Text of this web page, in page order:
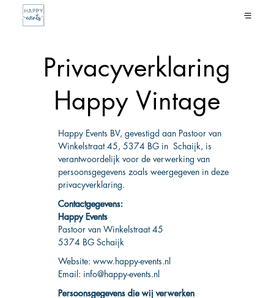
Privacyverklaring
Happy Vintage
Happy Events BV, gevestigd aan Pastoor van
Winkelstraat 45, 5374 BG in Schaijk, is
verantwoordelijk voor de verwerking van
persoonsgegevens zoals weergegeven in deze
privacyverklaring.
Contactgegevens:
Happy Events
Pastoor van Winkelstraat 45
5374 BG Schaijk
Website: www.happy-events.nl
Email: info@happy-events.nl
Persoonsgegevens die wij verwerken